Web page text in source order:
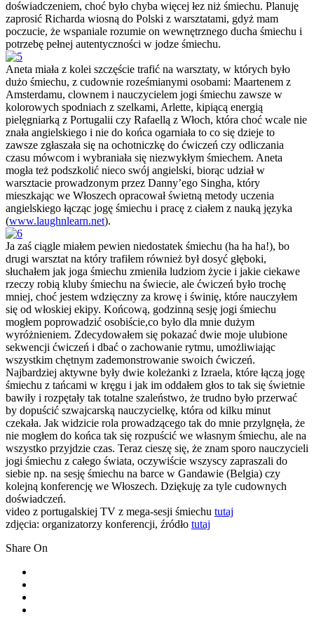
doświadczeniem, choć było chyba więcej łez niż śmiechu. Planuję
zaprosić Richarda wiosną do Polski z warsztatami, gdyż mam
poczucie, że wspaniale rozumie on wewnętrznego ducha śmiechu i
potrzebę pełnej autentyczności w jodze śmiechu.
Aneta miała z kolei szczęście trafić na warsztaty, w których było
dużo śmiechu, z cudownie roześmianymi osobami: Maartenem z
Amsterdamu, clownem i nauczycielem jogi śmiechu zawsze w
kolorowych spodniach z szelkami, Arlette, kipiącą energią
pielęgniarką z Portugalii czy Rafaellą z Włoch, która choć wcale nie
znała angielskiego i nie do końca ogarniała to co się dzieje to
zawsze zgłaszała się na ochotniczkę do ćwiczeń czy odliczania
czasu mówcom i wybraniała się niezwykłym śmiechem. Aneta
mogła też podszkolić nieco swój angielski, biorąc udział w
warsztacie prowadzonym przez Danny’ego Singha, który
mieszkając we Włoszech opracował świetną metody uczenia
angielskiego łącząc jogę śmiechu i pracę z ciałem z nauką języka
(www.laughnlearn.net).
Ja zaś ciągle miałem pewien niedostatek śmiechu (ha ha ha!), bo
drugi warsztat na który trafiłem również był dosyć głęboki,
słuchałem jak joga śmiechu zmieniła ludziom życie i jakie ciekawe
rzeczy robią kluby śmiechu na świecie, ale ćwiczeń było trochę
mniej, choć jestem wdzięczny za krowę i świnię, które nauczyłem
się od włoskiej ekipy. Końcową, godzinną sesję jogi śmiechu
mogłem poprowadzić osobiście,co było dla mnie dużym
wyróżnieniem. Zdecydowałem się pokazać dwie moje ulubione
sekwencji ćwiczeń i dbać o zachowanie rytmu, umożliwiając
wszystkim chętnym zademonstrowanie swoich ćwiczeń.
Najbardziej aktywne były dwie koleżanki z Izraela, które łączą jogę
śmiechu z tańcami w kręgu i jak im oddałem głos to tak się świetnie
bawiły i rozpętały tak totalne szaleństwo, że trudno było przerwać
by dopuścić szwajcarską nauczycielkę, która od kilku minut
czekała. Jak widzicie rola prowadzącego tak do mnie przylgnęła, że
nie mogłem do końca tak się rozpuścić we własnym śmiechu, ale na
wszystko przyjdzie czas. Teraz cieszę się, że znam sporo nauczycieli
jogi śmiechu z całego świata, oczywiście wszyscy zapraszali do
siebie np. na sesję śmiechu na barce w Gandawie (Belgia) czy
kolejną konferencję we Włoszech. Dziękuję za tyle cudownych
doświadczeń.
video z portugalskiej TV z mega-sesji śmiechu tutaj
zdjęcia: organizatorzy konferencji, źródło tutaj
Share On